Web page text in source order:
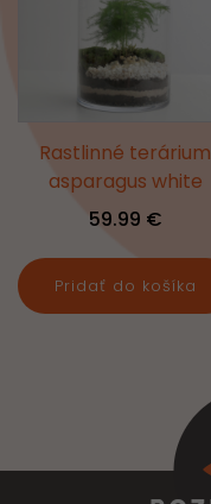
Rastlinné terárium
asparagus white
59.99 €
Pridať do košíka